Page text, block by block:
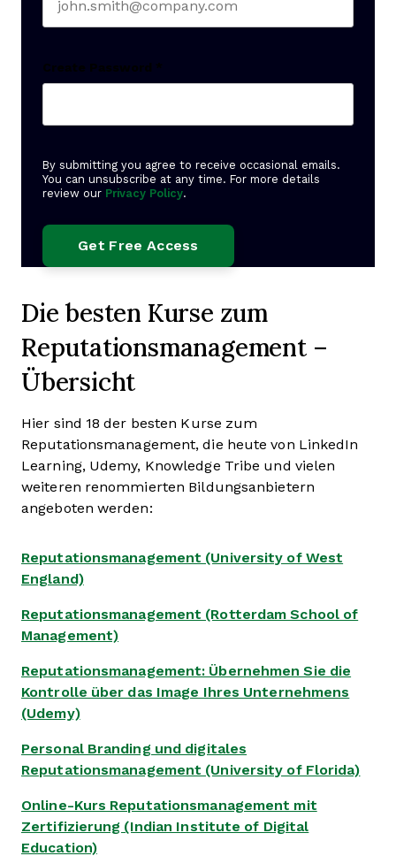
Create Password *
By submitting you agree to receive occasional emails.
You can unsubscribe at any time. For more details
review our Privacy Policy.
Die besten Kurse zum
Reputationsmanagement –
Übersicht
Hier sind 18 der besten Kurse zum
Reputationsmanagement, die heute von LinkedIn
Learning, Udemy, Knowledge Tribe und vielen
weiteren renommierten Bildungsanbietern
angeboten werden:
Reputationsmanagement (University of West
England)
Reputationsmanagement (Rotterdam School of
Management)
Reputationsmanagement: Übernehmen Sie die
Kontrolle über das Image Ihres Unternehmens
(Udemy)
Personal Branding und digitales
Reputationsmanagement (University of Florida)
Online-Kurs Reputationsmanagement mit
Zertifizierung (Indian Institute of Digital
Education)